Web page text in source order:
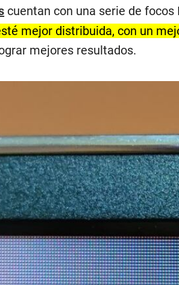
cuentan con una serie de
mejor distribuida, con un
mejores resultados.